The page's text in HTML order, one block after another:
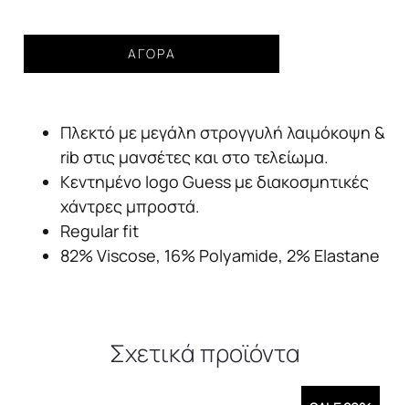
batsleeve
cream
white
γυναικείο
ποσότητα
ΑΓΟΡΆ
Πλεκτό με μεγάλη στρογγυλή λαιμόκοψη &
rib στις μανσέτες και στο τελείωμα.
Κεντημένο logo Guess με διακοσμητικές
χάντρες μπροστά.
Regular fit
82% Viscose, 16% Polyamide, 2% Elastane
Σχετικά προϊόντα